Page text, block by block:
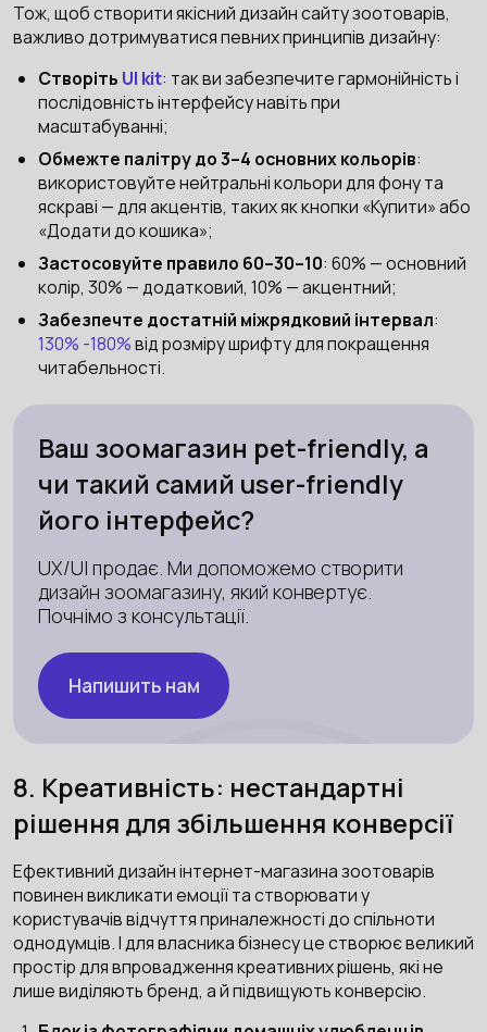
Тож, щоб створити якісний дизайн сайту зоотоварів,
важливо дотримуватися певних принципів дизайну:
Створіть UI kit: так ви забезпечите гармонійність і
послідовність інтерфейсу навіть при
масштабуванні;
Обмежте палітру до 3–4 основних кольорів:
використовуйте нейтральні кольори для фону та
яскраві — для акцентів, таких як кнопки «Купити» або
«Додати до кошика»;
Застосовуйте правило 60–30–10: 60% — основний
колір, 30% — додатковий, 10% — акцентний;
Забезпечте достатній міжрядковий інтервал:
130% -180%від розміру шрифту для покращення
читабельності.
Ваш зоомагазин pet-friendly, а
чи такий самий user-friendly
його інтерфейс?
UX/UI продає. Ми допоможемо створити
дизайн зоомагазину, який конвертує.
Почнімо з консультації.
Напишить нам
8. Креативність: нестандартні
рішення для збільшення конверсії
Ефективний дизайн інтернет-магазина зоотоварів
повинен викликати емоції та створювати у
користувачів відчуття приналежності до спільноти
однодумців. І для власника бізнесу це створює великий
простір для впровадження креативних рішень, які не
лише виділяють бренд, а й підвищують конверсію.